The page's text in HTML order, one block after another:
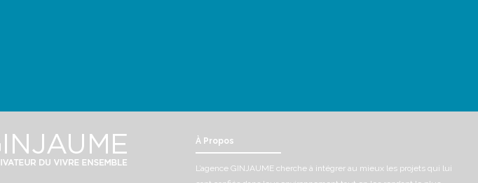
À Propos
L’agence GINJAUME cherche à intégrer au mieux les projets qui lui